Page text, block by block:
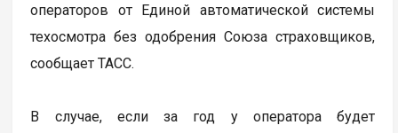
операторов от Единой автоматической системы
техосмотра без одобрения Союза страховщиков,
сообщает ТАСС.
В случае, если за год у оператора будет